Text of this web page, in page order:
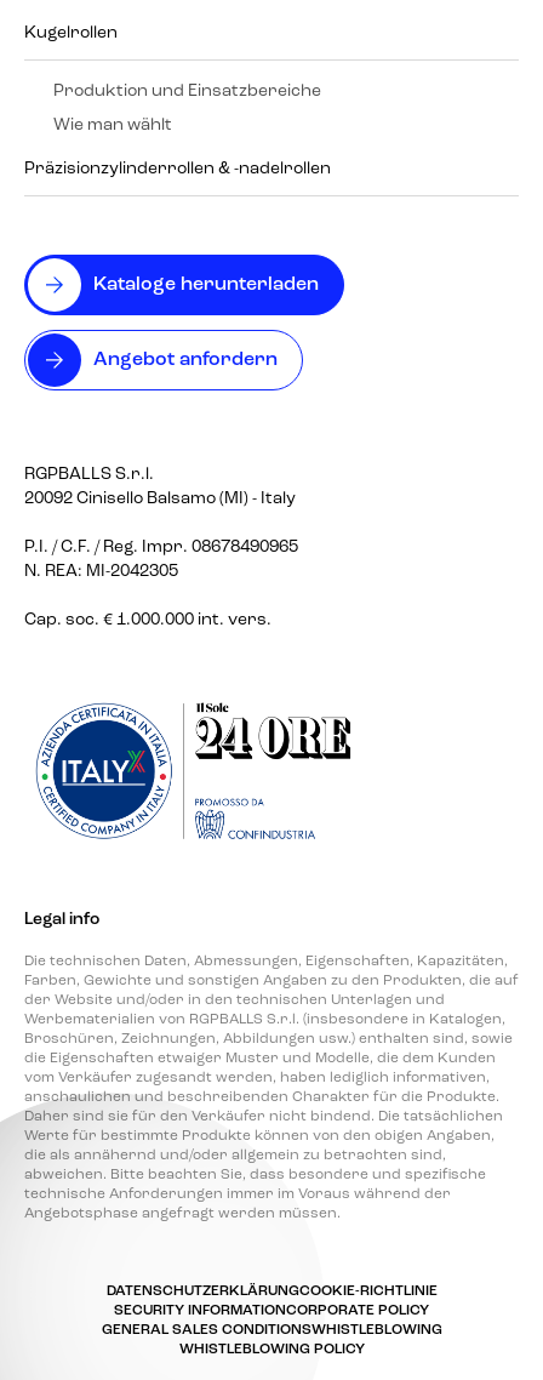
Kataloge herunterladen
Angebot anfordern
RGPBALLS S.r.l.
20092 Cinisello Balsamo (MI) - Italy
P.I. / C.F. / Reg. Impr. 08678490965
N. REA: MI-2042305
Cap. soc. € 1.000.000 int. vers.
Kugelrollen
Produktion und Einsatzbereiche
Wie man wählt
Präzisionzylinderrollen & -nadelrollen
Legal info
Die technischen Daten, Abmessungen, Eigenschaften, Kapazitäten,
Farben, Gewichte und sonstigen Angaben zu den Produkten, die auf
der Website und/oder in den technischen Unterlagen und
Werbematerialien von RGPBALLS S.r.l. (insbesondere in Katalogen,
Broschüren, Zeichnungen, Abbildungen usw.) enthalten sind, sowie
die Eigenschaften etwaiger Muster und Modelle, die dem Kunden
vom Verkäufer zugesandt werden, haben lediglich informativen,
anschaulichen und beschreibenden Charakter für die Produkte.
Daher sind sie für den Verkäufer nicht bindend. Die tatsächlichen
Werte für bestimmte Produkte können von den obigen Angaben,
die als annähernd und/oder allgemein zu betrachten sind,
abweichen. Bitte beachten Sie, dass besondere und spezifische
technische Anforderungen immer im Voraus während der
Angebotsphase angefragt werden müssen.
DATENSCHUTZERKLÄRUNGCOOKIE-RICHTLINIE
SECURITY INFORMATIONCORPORATE POLICY
GENERAL SALES CONDITIONSWHISTLEBLOWING
WHISTLEBLOWING POLICY